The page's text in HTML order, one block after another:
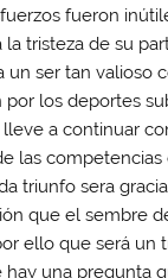
fueron
la tristeza de su
un ser tan valioso
los deportes
a continuar
las competencias
triunfo sera
que el sembre
ello que será un
una pregunta